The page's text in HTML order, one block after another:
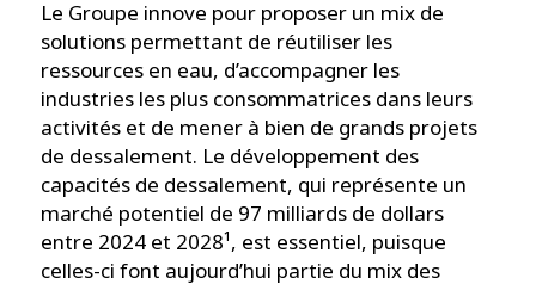
Le Groupe innove pour proposer un mix de
solutions permettant de réutiliser les
ressources en eau, d’accompagner les
industries les plus consommatrices dans leurs
activités et de mener à bien de grands projets
de dessalement. Le développement des
capacités de dessalement, qui représente un
marché potentiel de 97 milliards de dollars
entre 2024 et 2028¹, est essentiel, puisque
celles-ci font aujourd’hui partie du mix des